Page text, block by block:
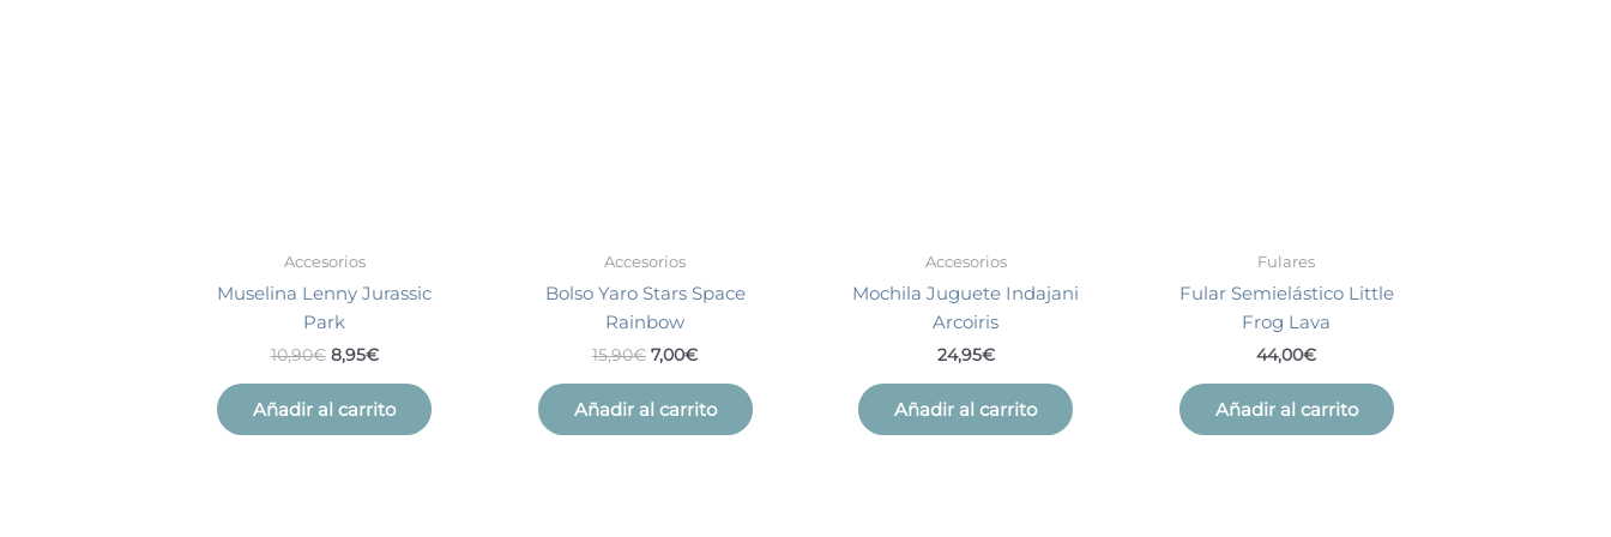
Accesorios
Muselina Lenny Jurassic
Park
10,90€ 8,95€
Añadir al carrito
Accesorios
Bolso Yaro Stars Space
Rainbow
15,90€ 7,00€
Añadir al carrito
Accesorios
Mochila Juguete Indajani
Arcoiris
24,95€
Añadir al carrito
Fulares
Fular Semielástico Little
Frog Lava
44,00€
Añadir al carrito